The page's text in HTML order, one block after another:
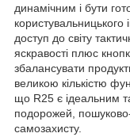
динамічним і бути
доступ до світу
яскравості плюс
збалансувати
великою кількістю
що R25 є ідеальним
подорожей, пошуково-
самозахисту.